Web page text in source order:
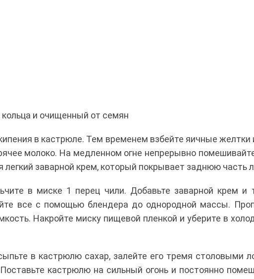
кольца и очищенный от семян
в кастрюле. Тем временем взбейте яичные желтки
молоко. На медленном огне непрерывно
легкий заварной крем, который покрывает заднюю часть
в миске 1 перец чили. Добавьте заварной крем и
все с помощью блендера до однородной массы.
Накройте миску пищевой пленкой и уберите в
в кастрюлю сахар, залейте его тремя столовыми
кастрюлю на сильный огонь и постоянно